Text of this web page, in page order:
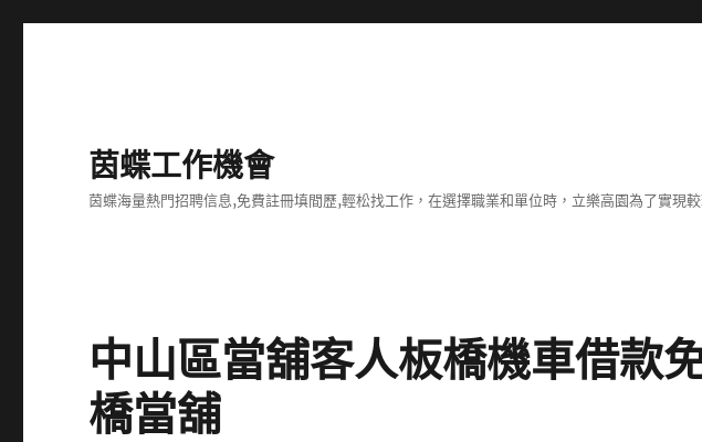
茵蝶工作機會
茵蝶海量熱門招聘信息,免費註冊填間歷,輕松找工作，在選擇職業和單位時，立樂高園為了實現
中山區當舖客人板橋機車借款
橋當舖